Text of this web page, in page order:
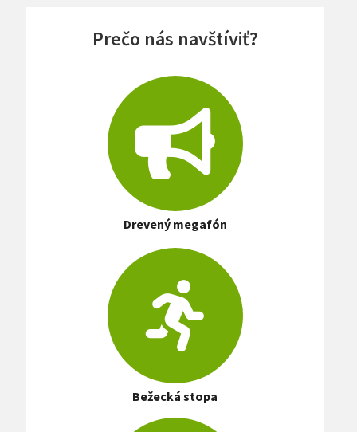
Prečo nás navštíviť?
Drevený megafón
Bežecká stopa